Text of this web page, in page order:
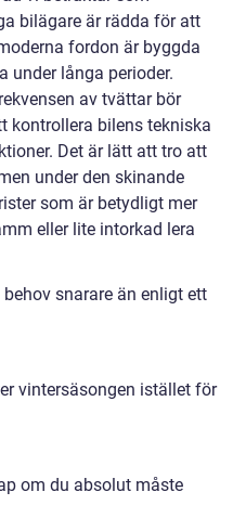
bilägare är rädda för att
fordon är byggda
under långa perioder.
av tvättar bör
kontrollera bilens tekniska
Det är lätt att tro att
under den skinande
som är betydligt mer
eller lite intorkad lera
snarare än enligt ett
vintersäsongen istället för
om du absolut måste